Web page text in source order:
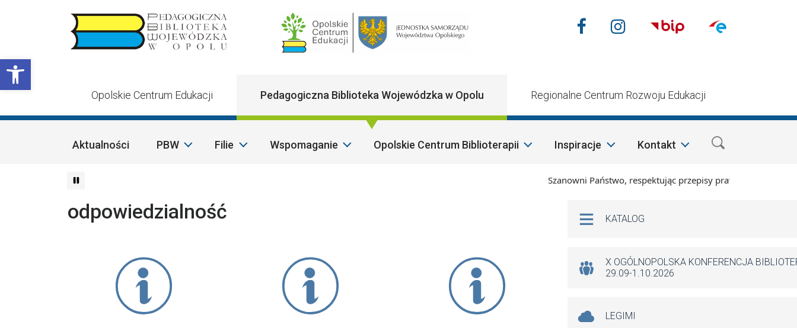
Otwórz pasek narzędzi
Main Navigation
Nasze media
FacebookInstagram
Opolskie Centrum Edukacji Pedagogiczna Biblioteka Wojewódzka w Opolu Regionalne Centrum Rozwoju Edukacji
Aktualności PBW Filie Wspomaganie Opolskie Centrum Biblioterapii Inspiracje Kontakt
Szanowni Państwo, respektując przepisy prawa i mając na
odpowiedzialność Na skróty
KATALOG
X OGÓLNOPOLSKA KONFERENCJA
29.09-1.10.2026
LEGIMI